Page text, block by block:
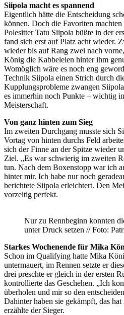
Siipola macht es spannend
Eigentlich hätte die Entscheidung
können. Doch die Favoriten machten
Polesitter Tatu Siipola büßte in der
fand sich erst auf Platz acht wieder.
wieder bis auf Rang zwei nach
König die Kabbeleien hinter ihm
Womöglich wäre es noch eng
Technik Siipola einen Strich durch
Kupplungsprobleme zwangen
es immerhin noch Punkte – wichtig
Meisterschaft.
Von ganz hinten zum Sieg
Im zweiten Durchgang musste sich
Vortag von hinten durchs Feld
sich der Finne an der Spitze wieder
Ziel. „Es war schwierig im zweiten
tun. Nach dem Boxenstopp war ich
hinter mir. Ich habe nur noch
berichtete Siipola erleichtert. Den
vorzeitig perfekt.
Nur zu Rennbeginn konnten
unter Druck setzen // Foto:
Starkes Wochenende für Mika
Schon im Qualifying hatte Mika
untermauert, im Rennen setzte er
drei preschte er gleich in der ersten
kontrollierte das Geschehen. „Ich
überholen und mir so den
Dahinter haben sie gekämpft, das
erzählte der Sieger.